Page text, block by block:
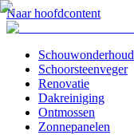
Naar hoofdcontent
Schouwonderhoud
Schoorsteenveger
Renovatie
Dakreiniging
Ontmossen
Zonnepanelen